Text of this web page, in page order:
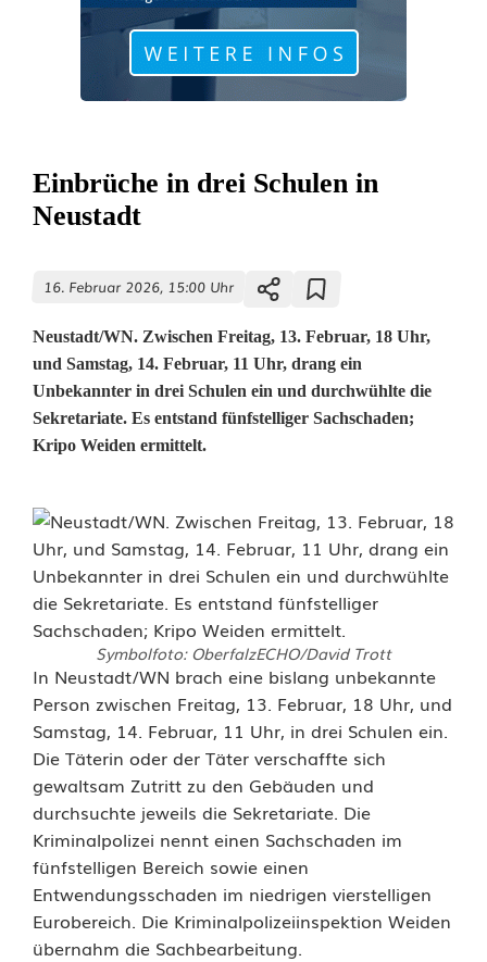
Einbrüche in drei Schulen in
Neustadt
16. Februar 2026, 15:00 Uhr
Neustadt/WN. Zwischen Freitag, 13. Februar, 18 Uhr,
und Samstag, 14. Februar, 11 Uhr, drang ein
Unbekannter in drei Schulen ein und durchwühlte die
Sekretariate. Es entstand fünfstelliger Sachschaden;
Kripo Weiden ermittelt.
Symbolfoto: OberfalzECHO/David Trott
E
i
n
b
r
ü
c
In Neustadt/WN brach eine bislang unbekannte
Person zwischen Freitag, 13. Februar, 18 Uhr, und
Samstag, 14. Februar, 11 Uhr, in drei Schulen ein.
Die Täterin oder der Täter verschaffte sich
gewaltsam Zutritt zu den Gebäuden und
durchsuchte jeweils die Sekretariate. Die
Kriminalpolizei nennt einen Sachschaden im
fünfstelligen Bereich sowie einen
Entwendungsschaden im niedrigen vierstelligen
Eurobereich. Die Kriminalpolizeiinspektion Weiden
übernahm die Sachbearbeitung.